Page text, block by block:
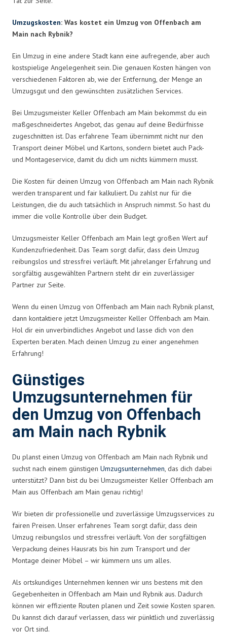
Umzugskosten: Was kostet ein Umzug von Offenbach am
Main nach Rybnik?
Ein Umzug in eine andere Stadt kann eine aufregende, aber auch
kostspielige Angelegenheit sein. Die genauen Kosten hängen von
verschiedenen Faktoren ab, wie der Entfernung, der Menge an
Umzugsgut und den gewünschten zusätzlichen Services.
Bei Umzugsmeister Keller Offenbach am Main bekommst du ein
maßgeschneidertes Angebot, das genau auf deine Bedürfnisse
zugeschnitten ist. Das erfahrene Team übernimmt nicht nur den
Transport deiner Möbel und Kartons, sondern bietet auch Pack-
und Montageservice, damit du dich um nichts kümmern musst.
Die Kosten für deinen Umzug von Offenbach am Main nach Rybnik
werden transparent und fair kalkuliert. Du zahlst nur für die
Leistungen, die du auch tatsächlich in Anspruch nimmst. So hast du
immer die volle Kontrolle über dein Budget.
Umzugsmeister Keller Offenbach am Main legt großen Wert auf
Kundenzufriedenheit. Das Team sorgt dafür, dass dein Umzug
reibungslos und stressfrei verläuft. Mit jahrelanger Erfahrung und
sorgfältig ausgewählten Partnern steht dir ein zuverlässiger
Partner zur Seite.
Wenn du einen Umzug von Offenbach am Main nach Rybnik planst,
dann kontaktiere jetzt Umzugsmeister Keller Offenbach am Main.
Hol dir ein unverbindliches Angebot und lasse dich von den
Experten beraten. Mach deinen Umzug zu einer angenehmen
Erfahrung!
Günstiges
Umzugsunternehmen für
den Umzug von Offenbach
am Main nach Rybnik
Du planst einen Umzug von Offenbach am Main nach Rybnik und
suchst nach einem günstigen Umzugsunternehmen, das dich dabei
unterstützt? Dann bist du bei Umzugsmeister Keller Offenbach am
Main aus Offenbach am Main genau richtig!
Wir bieten dir professionelle und zuverlässige Umzugsservices zu
fairen Preisen. Unser erfahrenes Team sorgt dafür, dass dein
Umzug reibungslos und stressfrei verläuft. Von der sorgfältigen
Verpackung deines Hausrats bis hin zum Transport und der
Montage deiner Möbel – wir kümmern uns um alles.
Als ortskundiges Unternehmen kennen wir uns bestens mit den
Gegebenheiten in Offenbach am Main und Rybnik aus. Dadurch
können wir effiziente Routen planen und Zeit sowie Kosten sparen.
Du kannst dich darauf verlassen, dass wir pünktlich und zuverlässig
vor Ort sind.